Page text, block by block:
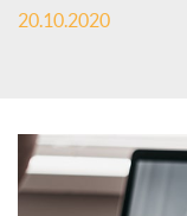
s
o
20.10.2020